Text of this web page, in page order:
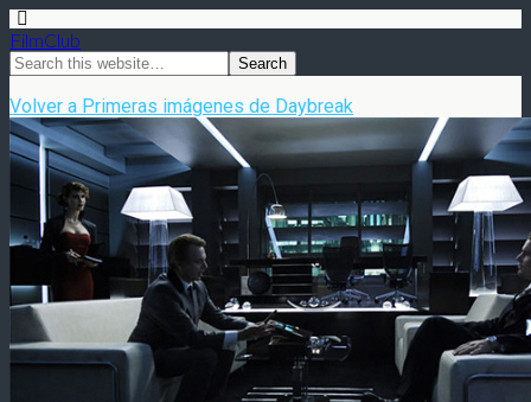
FilmClub
Volver a Primeras imágenes de Daybreak